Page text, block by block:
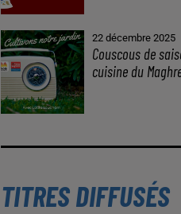
22 décembre 2025
Couscous de
cuisine du
TITRES DIFFUSÉS